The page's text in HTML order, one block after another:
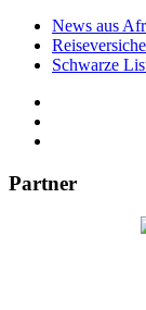
News aus
Schwarze
Partner